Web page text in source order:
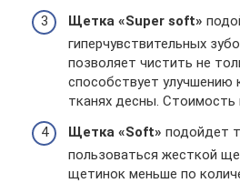
Щетка «Super soft»
гиперчувствительных
позволяет чистить не
способствует улучшению
тканях десны. Стоимость
Щетка «Soft» подойдет
пользоваться жесткой
щетинок меньше по